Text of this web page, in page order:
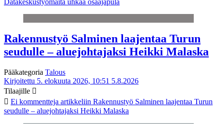
Datakeskustyömaita uhkaa osaajapula
Rakennustyö Salminen laajentaa Turun
seudulle – aluejohtajaksi Heikki Malaska
Pääkategoria Talous
Kirjoitettu 5. elokuuta 2026, 10:51 5.8.2026
Tilaajille
Ei kommentteja artikkeliin Rakennustyö Salminen laajentaa Turun
seudulle – aluejohtajaksi Heikki Malaska